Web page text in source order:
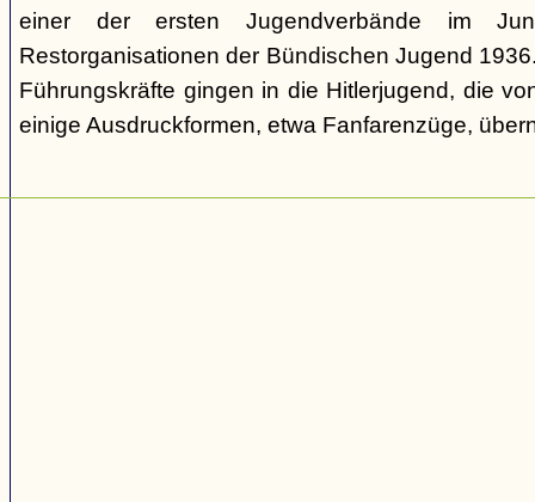
einer der ersten Jugendverbände im
Restorganisationen der Bündischen Jugend
Führungskräfte gingen in die Hitlerjugend, die
einige Ausdruckformen, etwa Fanfarenzüge,